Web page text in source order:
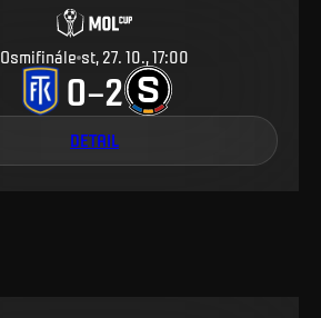
Osmifinále st, 27. 10., 17:00
0–2
DETAIL